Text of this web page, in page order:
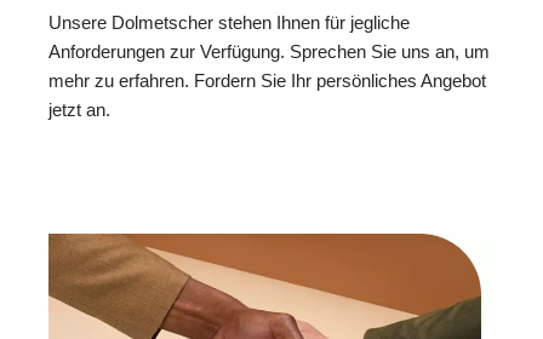
Unsere Dolmetscher stehen Ihnen für jegliche
Anforderungen zur Verfügung. Sprechen Sie uns an, um
mehr zu erfahren. Fordern Sie Ihr persönliches Angebot
jetzt an.